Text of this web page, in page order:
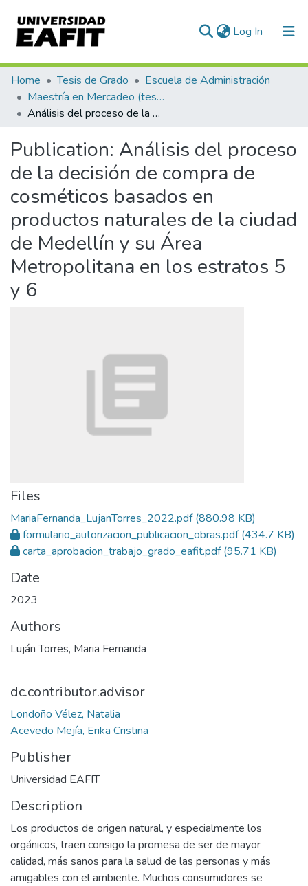
Log In (current)
Communities & Collections
All of DSpace
Home Tesis de Grado
Escuela de Administración
Maestría en Mercadeo (tesis)
Análisis del proceso de la decisión de compra de cosméticos basados en productos naturales de la ciudad de Medellín y su Área Metropolitana en los estratos 5 y 6
Publication: Análisis del proceso
de la decisión de compra de
cosméticos basados en
productos naturales de la ciudad
de Medellín y su Área
Metropolitana en los estratos 5
y 6
Files
MariaFernanda_LujanTorres_2022.pdf(880.98 KB)
formulario_autorizacion_publicacion_obras.pdf(434.7 KB)
carta_aprobacion_trabajo_grado_eafit.pdf(95.71 KB)
Date
2023
Authors
Luján Torres, Maria Fernanda
dc.contributor.advisor
Londoño Vélez, Natalia
Acevedo Mejía, Erika Cristina
Publisher
Universidad EAFIT
Description
Los productos de origen natural, y especialmente los
orgánicos, traen consigo la promesa de ser de mayor
calidad, más sanos para la salud de las personas y más
amigables con el ambiente. Muchos consumidores se